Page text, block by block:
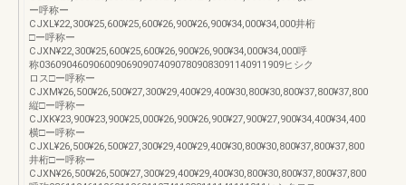
ー呼称ー
CJXL¥22,300¥25,600¥25,600¥26,900¥26,900¥34,000¥34,000井桁
□ー呼称ー
CJXN¥22,300¥25,600¥25,600¥26,900¥26,900¥34,000¥34,000呼
称036090460906009069090740907809083091140911909ヒシク
ロス□ー呼称ー
CJXM¥26,500¥26,500¥27,300¥29,400¥29,400¥30,800¥30,800¥37,800¥37,800
縦□ー呼称ー
CJXK¥23,900¥23,900¥25,000¥26,900¥26,900¥27,900¥27,900¥34,400¥34,400
横□ー呼称ー
CJXL¥26,500¥26,500¥27,300¥29,400¥29,400¥30,800¥30,800¥37,800¥37,800
井桁□ー呼称ー
CJXN¥26,500¥26,500¥27,300¥29,400¥29,400¥30,800¥30,800¥37,800¥37,800